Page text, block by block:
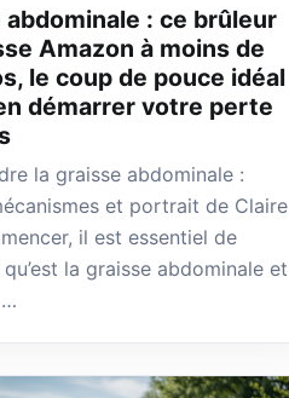
abdominale : ce brûleur
Amazon à moins de
le coup de pouce idéal
démarrer votre perte
la graisse abdominale :
et portrait de Claire
il est essentiel de
la graisse abdominale et